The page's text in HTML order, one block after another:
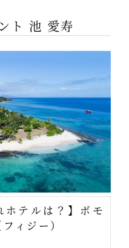
ト 池 愛寿
ホテルは？】ボモ
ィジー）